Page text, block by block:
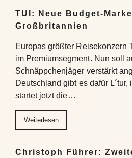
TUI: Neue Budget-
Großbritannien
Europas größter Reisekonzern
im Premiumsegment. Nun soll
Schnäppchenjäger verstärkt
Deutschland gibt es dafür
startet jetzt die…
Weiterlesen
Christoph Führer: